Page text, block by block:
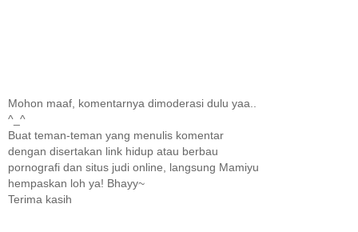
Mohon maaf, komentarnya dimoderasi dulu yaa..
^_^
Buat teman-teman yang menulis komentar
dengan disertakan link hidup atau berbau
pornografi dan situs judi online, langsung Mamiyu
hempaskan loh ya! Bhayy~
Terima kasih